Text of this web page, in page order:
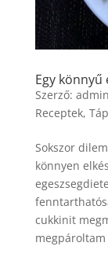
Egy könnyű
Szerző: admin
Receptek,
Sokszor
könnyen
cukkinit